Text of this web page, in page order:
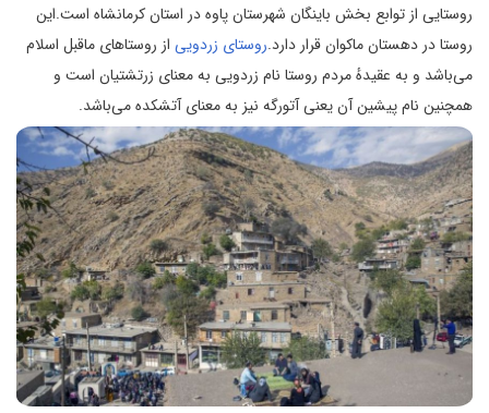
روستایی از توابع بخش باینگان شهرستان پاوه در استان کرمانشاه است.این
روستا در دهستان ماکوان قرار دارد.روستای زردویی از روستاهای ماقبل اسلام
می‌باشد و به عقیدهٔ مردم روستا نام زردویی به معنای زرتشتیان است و
همچنین نام پیشین آن یعنی آتورگه نیز به معنای آتشکده می‌باشد.